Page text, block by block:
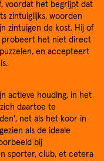
voordat het begrijpt dat
zintuiglijks, woorden
zintuigen de kost. Hij of
probeert het niet direct
en accepteert
actieve houding, in het
daartoe te
net als het koor in
als de ideale
bij
sporter, club, et cetera